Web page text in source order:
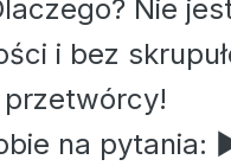
Nie
i bez
przetwórcy!
na pytania: